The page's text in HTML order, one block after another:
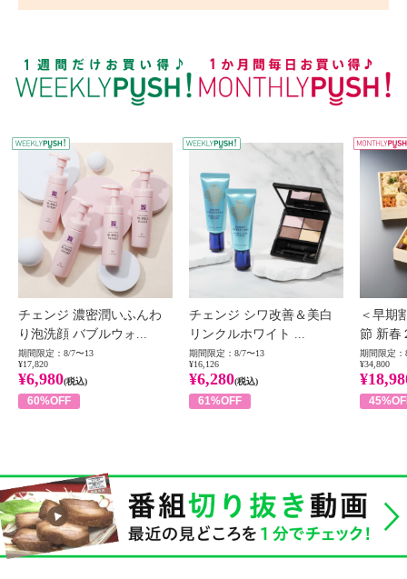
WEEKLY PUSH
チェンジ 濃密潤いふんわ
り泡洗顔 バブルウォ...
期間限定：8/7〜13
¥17,820
¥6,980(税込)
60%OFF
チェンジ シワ改善＆美白
リンクルホワイト ...
期間限定：8/7〜13
¥16,126
¥6,280(税込)
61%OFF
＜早期
節 新春
期間限定：
¥34,800